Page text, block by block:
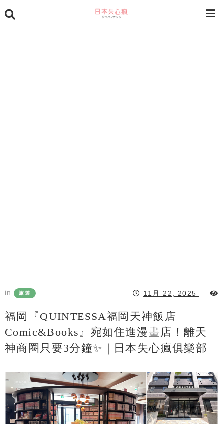
in 旅遊 11月 22, 2025
福岡『QUINTESSA福岡天神飯店
Comic&Books』宛如住進漫畫店！離天
神商圈只要3分鐘✨｜日本失心瘋俱樂部